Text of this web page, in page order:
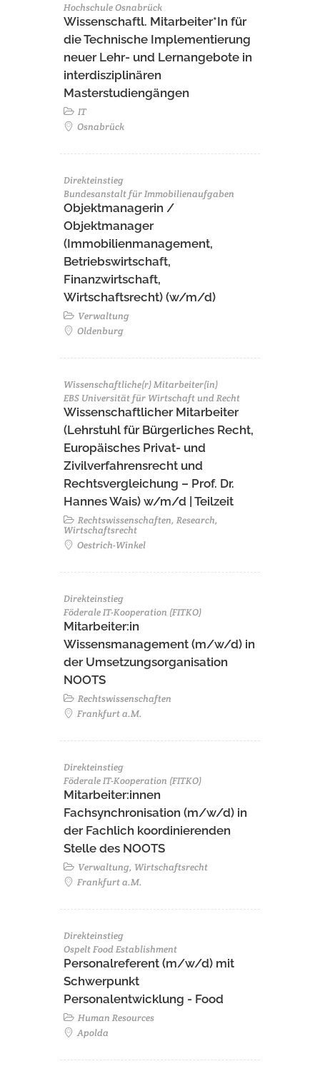
Hochschule Osnabrück
Wissenschaftl. Mitarbeiter*In für
die Technische Implementierung
neuer Lehr- und Lernangebote in
interdisziplinären
Masterstudiengängen
IT
Osnabrück
Direkteinstieg
Bundesanstalt für Immobilienaufgaben
Objektmanagerin /
Objektmanager
(Immobilienmanagement,
Betriebswirtschaft,
Finanzwirtschaft,
Wirtschaftsrecht) (w/m/d)
Verwaltung
Oldenburg
Wissenschaftliche(r) Mitarbeiter(in)
EBS Universität für Wirtschaft und Recht
Wissenschaftlicher Mitarbeiter
(Lehrstuhl für Bürgerliches Recht,
Europäisches Privat- und
Zivilverfahrensrecht und
Rechtsvergleichung – Prof. Dr.
Hannes Wais) w/m/d | Teilzeit
Rechtswissenschaften, Research,
Wirtschaftsrecht
Oestrich-Winkel
Direkteinstieg
Föderale IT-Kooperation (FITKO)
Mitarbeiter:in
Wissensmanagement (m/w/d) in
der Umsetzungsorganisation
NOOTS
Rechtswissenschaften
Frankfurt a.M.
Direkteinstieg
Föderale IT-Kooperation (FITKO)
Mitarbeiter:innen
Fachsynchronisation (m/w/d) in
der Fachlich koordinierenden
Stelle des NOOTS
Verwaltung, Wirtschaftsrecht
Frankfurt a.M.
Direkteinstieg
Ospelt Food Establishment
Personalreferent (m/w/d) mit
Schwerpunkt
Personalentwicklung - Food
Human Resources
Apolda